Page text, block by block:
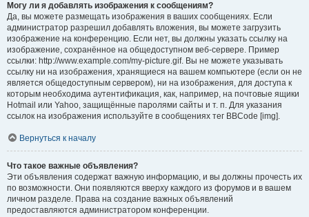
Могу ли я добавлять изображения к сообщениям?
Да, вы можете размещать изображения в ваших сообщениях. Если
администратор разрешил добавлять вложения, вы можете загрузить
изображение на конференцию. Если нет, вы должны указать ссылку на
изображение, сохранённое на общедоступном веб-сервере. Пример
ссылки: http://www.example.com/my-picture.gif. Вы не можете указывать
ссылку ни на изображения, хранящиеся на вашем компьютере (если он не
является общедоступным сервером), ни на изображения, для доступа к
которым необходима аутентификация, как, например, на почтовые ящики
Hotmail или Yahoo, защищённые паролями сайты и т. п. Для указания
ссылок на изображения используйте в сообщениях тег BBCode [img].
Вернуться к началу
Что такое важные объявления?
Эти объявления содержат важную информацию, и вы должны прочесть их
по возможности. Они появляются вверху каждого из форумов и в вашем
личном разделе. Права на создание важных объявлений
предоставляются администратором конференции.